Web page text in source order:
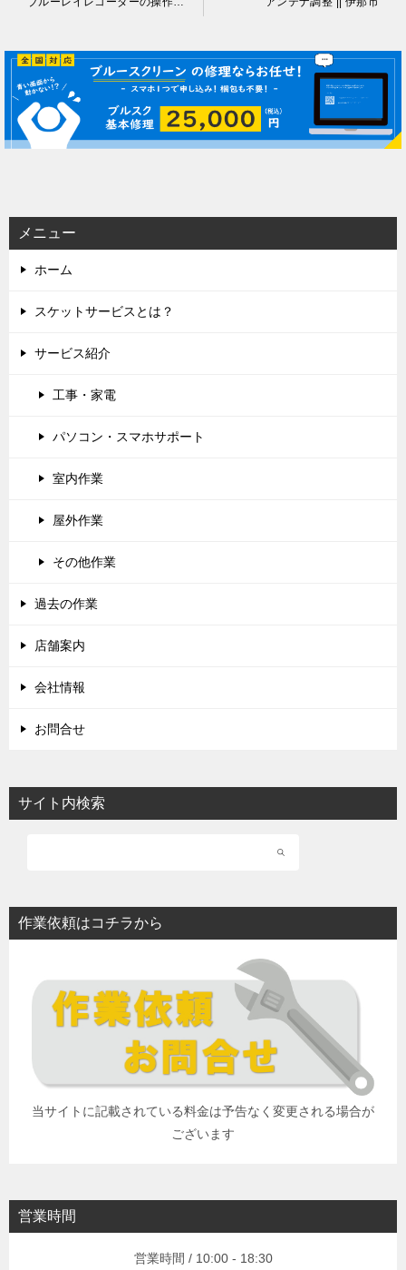
ナ
ビ
ゲ
ー
ンメニュー
ホーム
スケットサービスとは？
サービス紹介
工事・家電
パソコン・スマホサポート
室内作業
屋外作業
その他作業
過去の作業
店舗案内
会社情報
お問合せ
サイト内検索
作業依頼はコチラから
当サイトに記載されている料金は予告なく変更される場合が
ございます
営業時間
営業時間 / 10:00 - 18:30